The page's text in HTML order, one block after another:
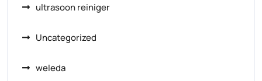
ultrasoon reiniger
Uncategorized
weleda